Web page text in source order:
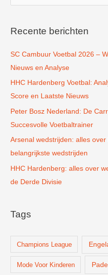
k
a
a
r
:
Recente berichten
SC Cambuur Voetbal 2026 –
Nieuws en Analyse
HHC Hardenberg Voetbal:
Score en Laatste Nieuws
Peter Bosz Nederland: De
Succesvolle Voetbaltrainer
Arsenal wedstrijden: alles
belangrijkste wedstrijden
HHC Hardenberg: alles over
de Derde Divisie
Tags
Champions League
Mode Voor Kinderen